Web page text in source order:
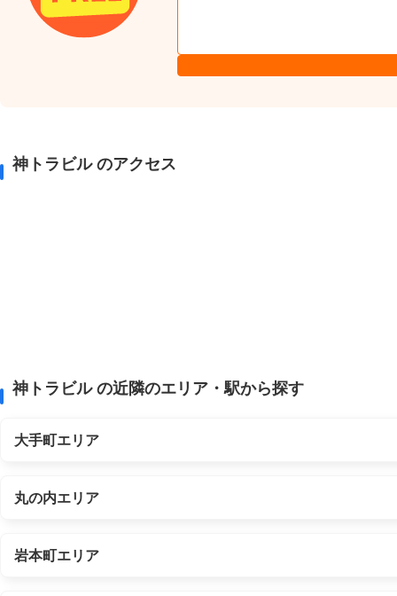
神トラビル のアクセス
神トラビル の近隣のエリア・駅から探す
大手町エリア
丸の内エリア
岩本町エリア